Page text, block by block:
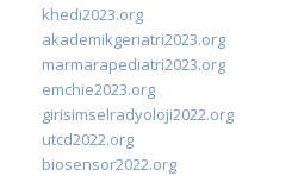
khedi2023.org
akademikgeriatri2023.org
marmarapediatri2023.org
emchie2023.org
girisimselradyoloji2022.org
utcd2022.org
biosensor2022.org